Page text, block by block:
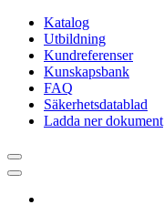
Katalog
Utbildning
Kundreferenser
Kunskapsbank
FAQ
Säkerhetsdatablad
Ladda ner dokument